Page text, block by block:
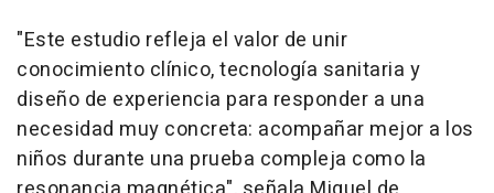
"Este estudio refleja el valor de unir
conocimiento clínico, tecnología sanitaria y
diseño de experiencia para responder a una
necesidad muy concreta: acompañar mejor a los
niños durante una prueba compleja como la